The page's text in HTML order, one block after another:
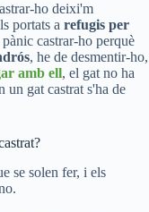
ho deixi'm
portats a refugis per
castrar-ho perquè
, he de desmentir-ho,
amb ell, el gat no ha
un gat castrat s'ha de
se solen fer, i els